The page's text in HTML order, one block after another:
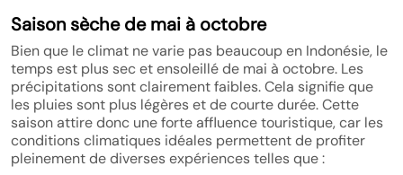
Saison sèche de mai à octobre
Bien que le climat ne varie pas beaucoup en Indonésie, le
temps est plus sec et ensoleillé de mai à octobre. Les
précipitations sont clairement faibles. Cela signifie que
les pluies sont plus légères et de courte durée. Cette
saison attire donc une forte affluence touristique, car les
conditions climatiques idéales permettent de profiter
pleinement de diverses expériences telles que :